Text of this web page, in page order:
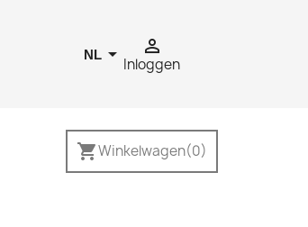
NL  
Inloggen
shopping_cartWinkelwagen(0)